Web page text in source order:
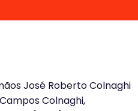
José Roberto Colnaghi
Colnaghi,